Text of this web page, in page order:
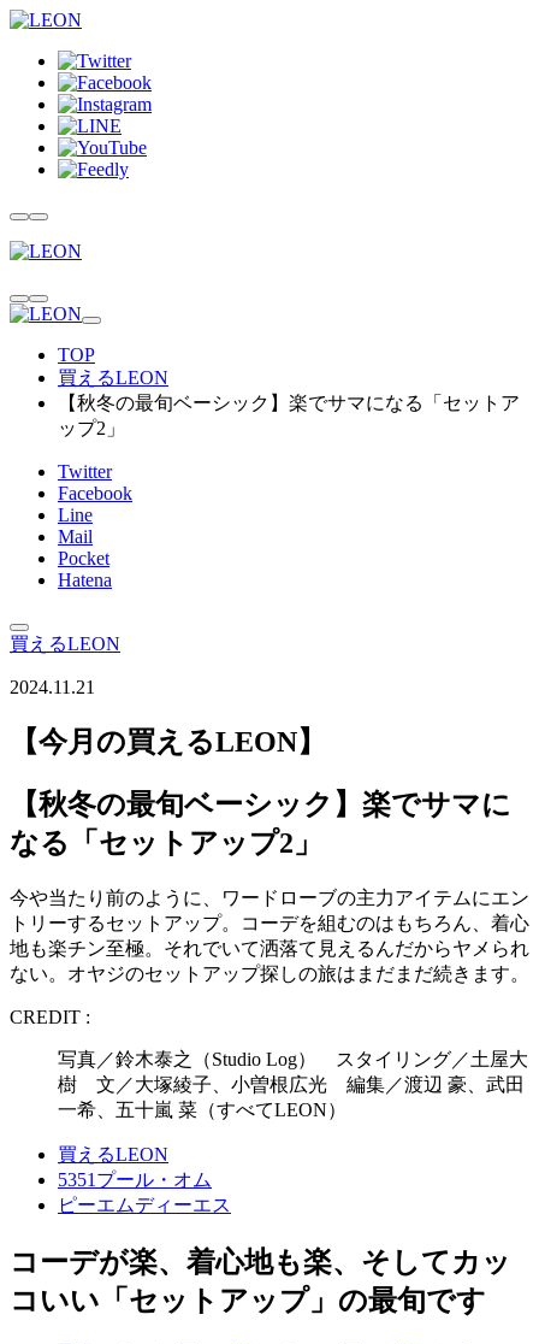
TOP
買えるLEON
【秋冬の最旬ベーシック】楽でサマになる「セットア
ップ2」
Twitter
Facebook
Line
Mail
Pocket
Hatena
買えるLEON
2024.11.21
【今月の買えるLEON】
【秋冬の最旬ベーシック】楽でサマに
なる「セットアップ2」
今や当たり前のように、ワードローブの主力アイテムにエン
トリーするセットアップ。コーデを組むのはもちろん、着心
地も楽チン至極。それでいて洒落て見えるんだからヤメられ
ない。オヤジのセットアップ探しの旅はまだまだ続きます。
CREDIT :
写真／鈴木泰之（Studio Log） スタイリング／土屋大
樹 文／大塚綾子、小曽根広光 編集／渡辺 豪、武田
一希、五十嵐 菜（すべてLEON）
買えるLEON
5351プール・オム
ピーエムディーエス
コーデが楽、着心地も楽、そしてカッ
コいい「セットアップ」の最旬です